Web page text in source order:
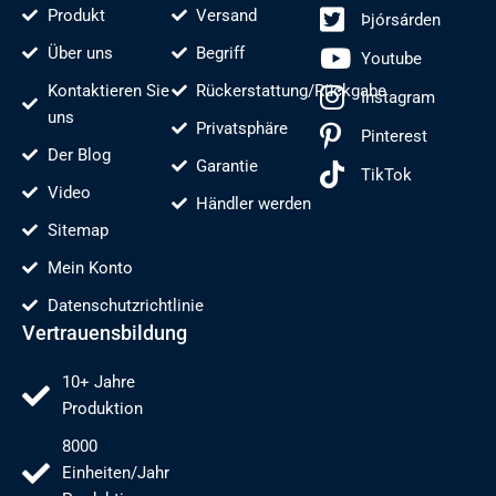
Produkt
Über uns
Kontaktieren Sie
uns
Der Blog
Video
Sitemap
Mein Konto
Datenschutzrichtlinie
Versand
Begriff
Rückerstattung/Rückgabe
Privatsphäre
Garantie
Händler werden
Þjórsárden
Youtube
Instagram
Pinterest
TikTok
Vertrauensbildung
10+ Jahre
Produktion
8000
Einheiten/Jahr